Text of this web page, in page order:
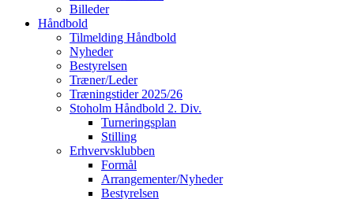
Billeder
Håndbold
Tilmelding Håndbold
Nyheder
Bestyrelsen
Træner/Leder
Træningstider 2025/26
Stoholm Håndbold 2. Div.
Turneringsplan
Stilling
Erhvervsklubben
Formål
Arrangementer/Nyheder
Bestyrelsen